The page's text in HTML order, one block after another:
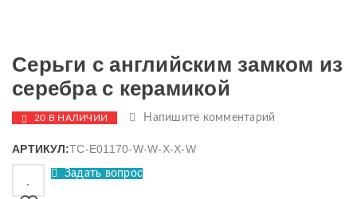
Серьги с английским замком из
серебра с керамикой
20 В НАЛИЧИИ Напишите комментарий
АРТИКУЛ:TC-E01170-W-W-X-X-W
Задать вопрос